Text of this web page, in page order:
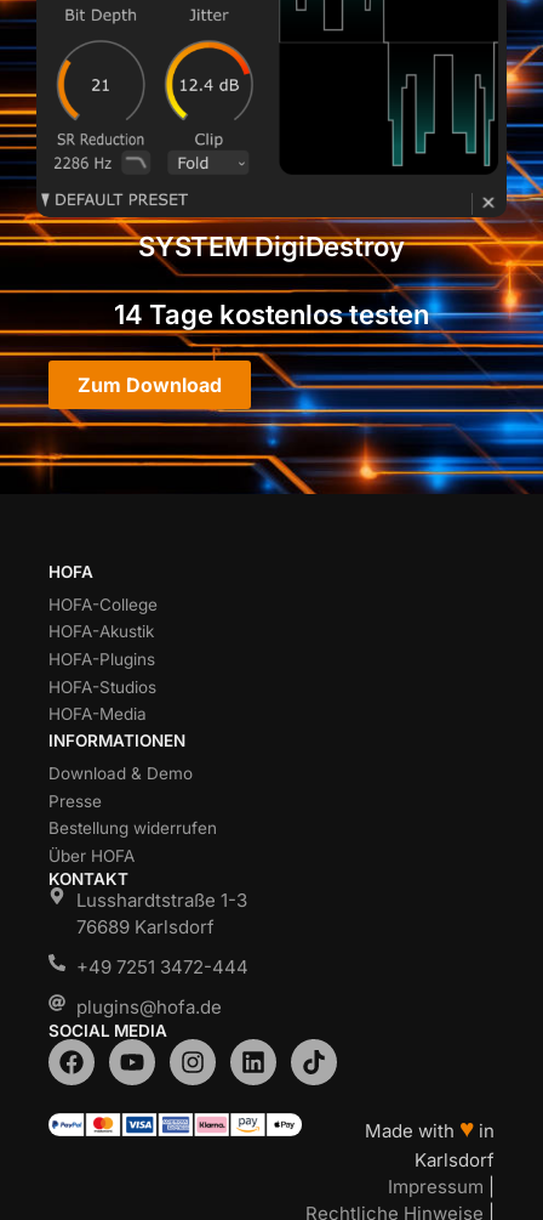
SYSTEM DigiDestroy
14 Tage kostenlos testen
Zum Download
HOFA
HOFA-College
HOFA-Akustik
HOFA-Plugins
HOFA-Studios
HOFA-Media
INFORMATIONEN
Download & Demo
Presse
Bestellung widerrufen
Über HOFA
KONTAKT
Lusshardtstraße 1-3
76689 Karlsdorf
+49 7251 3472-444
plugins@hofa.de
SOCIAL MEDIA
Made with ♥ in
Karlsdorf
Impressum
Rechtliche Hinweise